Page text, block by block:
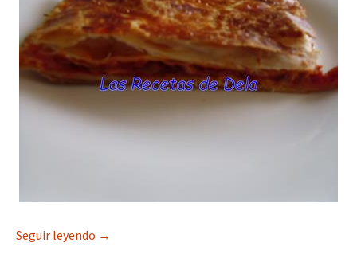
Seguir leyendo Empanada de Hojaldre con Atún
→